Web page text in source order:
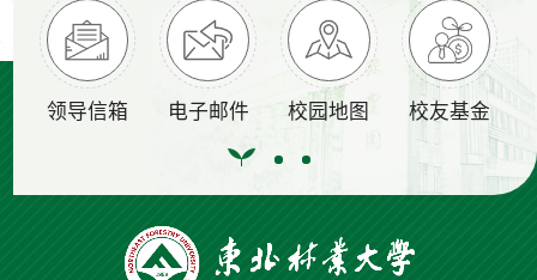
领导信箱 电子邮件 校园地图 校友基金